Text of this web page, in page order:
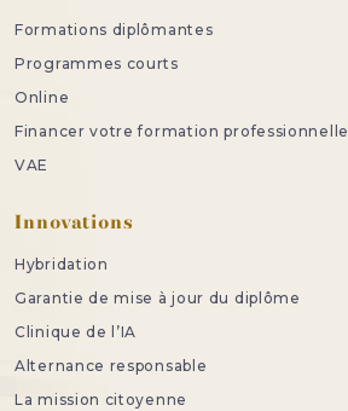
Formations diplômantes
Programmes courts
Online
Financer votre formation professionnelle
VAE
Innovations
Hybridation
Garantie de mise à jour du diplôme
Clinique de l’IA
Alternance responsable
La mission citoyenne